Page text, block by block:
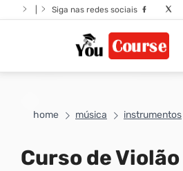
Siga nas redes sociais
home música instrumentos
Curso de Violão